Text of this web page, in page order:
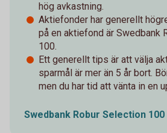
hög avkastning.
Aktiefonder har generellt
på en aktiefond är Swedbank
100.
Ett generellt tips är att välja
sparmål är mer än 5 år bort.
men du har tid att vänta in en
Swedbank Robur Selection 100